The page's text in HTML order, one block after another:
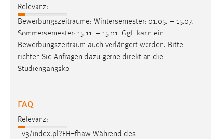
Relevanz:
Bewerbungszeiträume: Wintersemester: 01.05. – 15.07.
Sommersemester: 15.11. – 15.01. Ggf. kann ein
Bewerbungszeitraum auch verlängert werden. Bitte
richten Sie Anfragen dazu gerne direkt an die
Studiengangsko
FAQ
Relevanz:
_v3/index.pl?FH=fhaw Während des